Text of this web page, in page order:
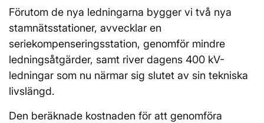
Förutom de nya ledningarna bygger vi två nya
stamnätsstationer, avvecklar en
seriekompenseringsstation, genomför mindre
ledningsåtgärder, samt river dagens 400 kV-
ledningar som nu närmar sig slutet av sin tekniska
livslängd.
Den beräknade kostnaden för att genomföra